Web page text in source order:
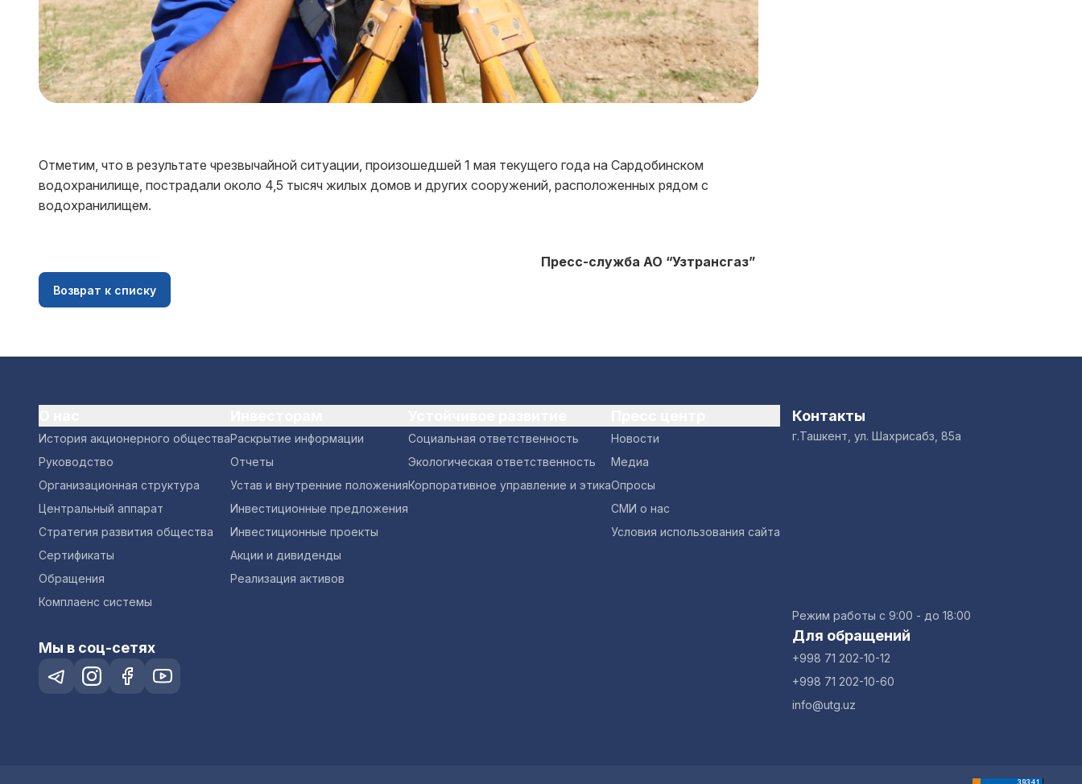
Отметим, что в результате чрезвычайной ситуации, произошедшей 1 мая текущего года на Сардобинском
водохранилище, пострадали около 4,5 тысяч жилых домов и других сооружений, расположенных рядом с
водохранилищем.
Пресс-служба АО “Узтрансгаз”
Возврат к списку
История акционерного общества
Руководство
Организационная структура
Центральный аппарат
Стратегия развития общества
Сертификаты
Обращения
Комплаенс системы
Раскрытие информации
Отчеты
Устав и внутренние положения
Инвестиционные предложения
Инвестиционные проекты
Акции и дивиденды
Реализация активов
Социальная ответственность
Экологическая ответственность
Корпоративное управление и этика
Новости
Медиа
Опросы
СМИ о нас
Условия использования сайта
Мы в соц-сетях
Контакты
г.Ташкент, ул. Шахрисабз, 85а
Режим работы с 9:00 - до 18:00
Для обращений
+998 71 202-10-12
+998 71 202-10-60
info@utg.uz